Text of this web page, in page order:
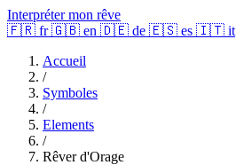
Interpréter mon rêve
🇫🇷 fr 🇬🇧 en 🇩🇪 de 🇪🇸 es 🇮🇹 it
Accueil
/
Symboles
/
Elements
/
Rêver d'Orage